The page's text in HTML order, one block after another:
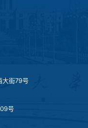
大街79号
号